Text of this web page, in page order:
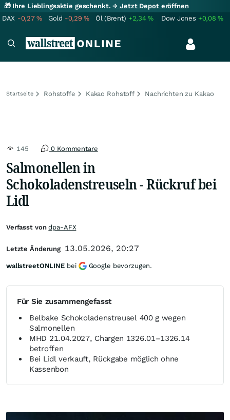
🎁 Ihre Lieblingsaktie geschenkt.→ Jetzt Depot eröffnen
DAX -0,27% Gold -0,29% Öl (Brent) +2,34% Dow Jones +0,08%
Startseite Rohstoffe Kakao Rohstoff Nachrichten zu Kakao
145 0 Kommentare
Salmonellen in
Schokoladenstreuseln - Rückruf bei
Lidl
Für Sie zusammengefasst
Belbake Schokoladenstreusel 400 g wegen
Salmonellen
MHD 21.04.2027, Chargen 1326.01–1326.14
betroffen
Bei Lidl verkauft, Rückgabe möglich ohne
Kassenbon
Verfasst vondpa-AFX
Letzte Änderung 13.05.2026, 20:27
wallstreetONLINE bei Google bevorzugen.